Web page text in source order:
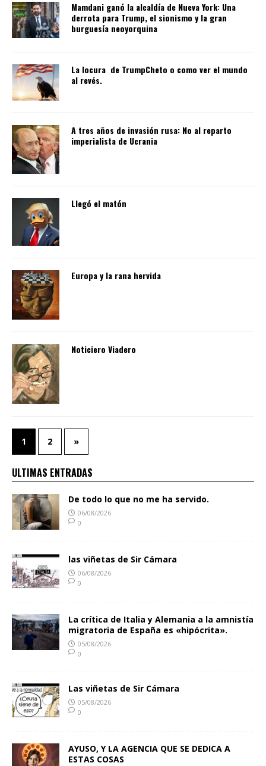
Mamdani ganó la alcaldía de Nueva York: Una
derrota para Trump, el sionismo y la gran
burguesía neoyorquina
La locura de TrumpCheto o como ver el mundo
al revés.
A tres años de invasión rusa: No al reparto
imperialista de Ucrania
Llegó el matón
Europa y la rana hervida
Noticiero Viadero
1 2 »
ULTIMAS ENTRADAS
De todo lo que no me ha servido.
06/08/2026
0
las viñetas de Sir Cámara
06/08/2026
0
La crítica de Italia y Alemania a la amnistía
migratoria de España es «hipócrita».
05/08/2026
0
Las viñetas de Sir Cámara
05/08/2026
0
AYUSO, Y LA AGENCIA QUE SE DEDICA A
ESTAS COSAS